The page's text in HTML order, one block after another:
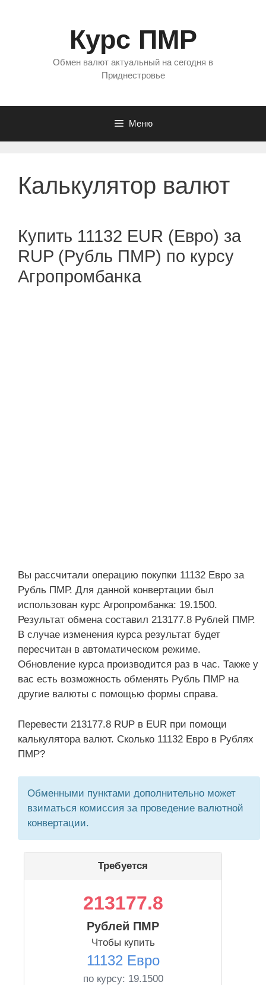
Курс ПМР
Обмен валют актуальный на сегодня в
Приднестровье
Меню
Калькулятор валют
Купить 11132 EUR (Евро) за
RUP (Рубль ПМР) по курсу
Агропромбанка
Вы рассчитали операцию покупки 11132 Евро за
Рубль ПМР. Для данной конвертации был
использован курс Агропромбанка: 19.1500.
Результат обмена составил 213177.8 Рублей ПМР.
В случае изменения курса результат будет
пересчитан в автоматическом режиме.
Обновление курса производится раз в час. Также у
вас есть возможность обменять Рубль ПМР на
другие валюты с помощью формы справа.
Перевести 213177.8 RUP в EUR при помощи
калькулятора валют. Сколько 11132 Евро в Рублях
ПМР?
Обменными пунктами дополнительно может
взиматься комиссия за проведение валютной
конвертации.
Требуется
213177.8
Рублей ПМР
Чтобы купить
11132 Евро
по курсу: 19.1500